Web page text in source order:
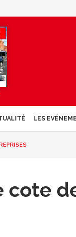
LES
cote